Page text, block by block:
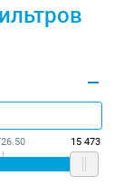
15 473